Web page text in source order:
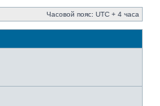
Часовой пояс: UTC + 4 часа